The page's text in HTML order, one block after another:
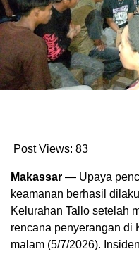
Post Views: 83
Makassar — Upaya
keamanan berhasil
Kelurahan Tallo setelah
rencana penyerangan di
malam (5/7/2026).